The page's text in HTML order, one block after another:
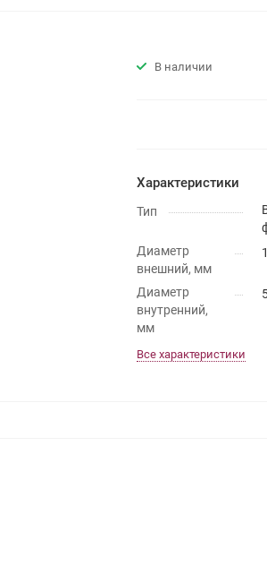
В наличии
Характеристики
Тип
Диаметр
внешний, мм
Диаметр
внутренний,
мм
Все характеристики